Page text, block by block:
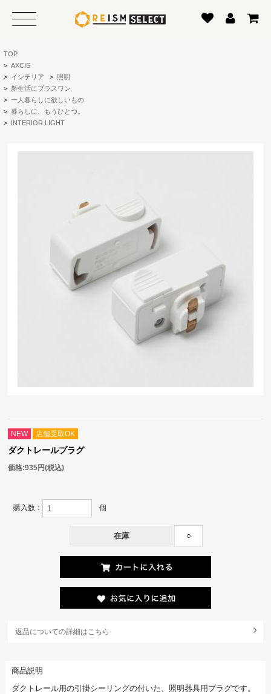
TOP
> AXCIS
> インテリア > 照明
> 新生活にプラスワン
> 一人暮らしに欲しいもの
> 暮らしに、もうひとつ。
> INTERIOR LIGHT
NEW 店舗受取OK
ダクトレールプラグ
価格:935円(税込)
購入数： 個
在庫 ○
返品についての詳細はこちら
商品説明
ダクトレール用の引掛シーリングの付いた、照明器具用プラグです。